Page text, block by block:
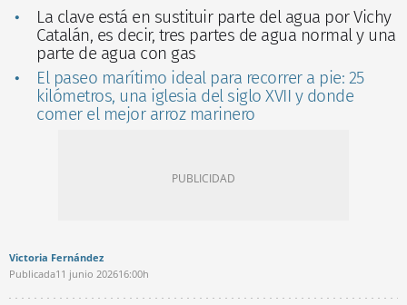
La clave está en sustituir parte del agua por Vichy
Catalán, es decir, tres partes de agua normal y una
parte de agua con gas
El paseo marítimo ideal para recorrer a pie: 25
kilómetros, una iglesia del siglo XVII y donde
comer el mejor arroz marinero
Victoria Fernández
Publicada11 junio 202616:00h